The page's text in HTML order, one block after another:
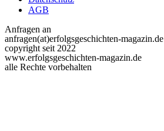
AGB
Anfragen an
anfragen(at)erfolgsgeschichten-magazin.de
copyright seit 2022
www.erfolgsgeschichten-magazin.de
alle Rechte vorbehalten